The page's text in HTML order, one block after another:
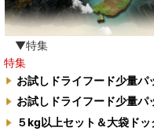
水素シリーズ
臭わない袋BOS
自然流
M.Y Forest推奨品
▼特集
特集
お試しドライフード少量パ
お試しドライフード少量パ
５kg以上セット＆大袋ドッ